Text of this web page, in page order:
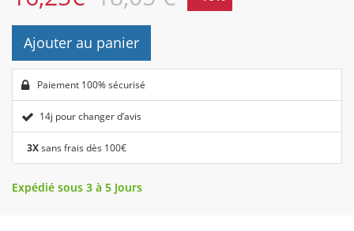
Ajouter au panier
Paiement 100% sécurisé
14j pour changer d’avis
3Xsans frais dès 100€
Expédié sous 3 à 5 Jours